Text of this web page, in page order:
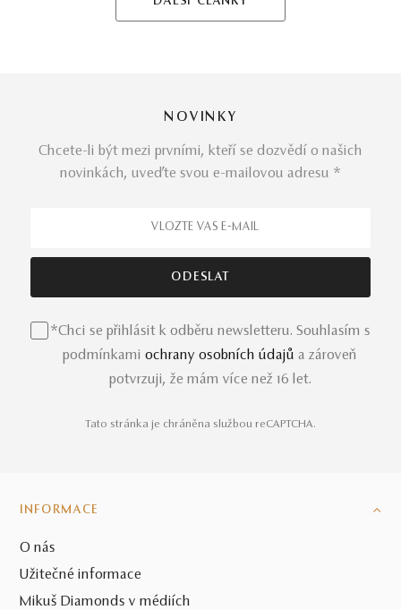
NOVINKY
Chcete-li být mezi prvními, kteří se dozvědí o našich
novinkách, uveďte svou e-mailovou adresu *
*Chci se přihlásit k odběru newsletteru. Souhlasím s
podmínkami ochrany osobních údajů a zároveň
potvrzuji, že mám více než 16 let.
Tato stránka je chráněna službou reCAPTCHA.
INFORMACE
O nás
Užitečné informace
Mikuš Diamonds v médiích